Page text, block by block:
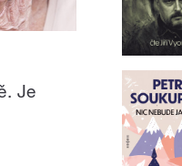
Je